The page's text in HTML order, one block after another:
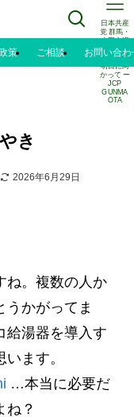
日本共産
党 群馬・
太田市議
水野正己
のブログ |
明日に向
かって ー
JCP
GUNMA
OTA
策 ご相談 お問い合わ
き
2026年6月29日
ね。複数の人か
うかがってま
給湯器を導入す
ます。
…本当に必要だ
ね？